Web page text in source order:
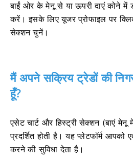
बाईं ओर के मेनू से या ऊपरी दाएं कोने में
करें। इसके लिए यूजर प्रोफाइल पर
सेक्शन चुनें।
मैं अपने सक्रिय ट्रेडों की
हूँ?
एसेट चार्ट और हिस्ट्री सेक्शन (बाएं मेनू
प्रदर्शित होती है। यह प्लेटफॉर्म आपको
करने की सुविधा देता है।